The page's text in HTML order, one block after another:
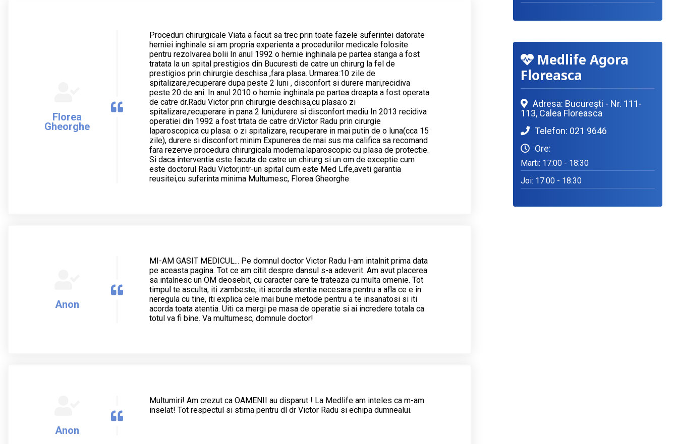
Florea
Gheorghe
Proceduri chirurgicale Viata a facut sa trec prin toate fazele suferintei datorate
herniei inghinale si am propria experienta a procedurilor medicale folosite
pentru rezolvarea bolii In anul 1992 o hernie inghinala pe partea stanga a fost
tratata la un spital prestigios din Bucuresti de catre un chirurg la fel de
prestigios prin chirurgie deschisa ,fara plasa. Urmarea:10 zile de
spitalizare,recuperare dupa peste 2 luni , disconfort si durere mari,recidiva
peste 20 de ani. In anul 2010 o hernie inghinala pe partea dreapta a fost operata
de catre dr.Radu Victor prin chirurgie deschisa,cu plasa:o zi
spitalizare,recuperare in pana 2 luni,durere si disconfort mediu In 2013 recidiva
operatiei din 1992 a fost trtata de catre dr.Victor Radu prin cirurgie
laparoscopica cu plasa: o zi spitalizare, recuperare in mai putin de o luna(cca 15
zile), durere si disconfort minim Expunerea de mai sus ma califica sa recomand
fara rezerve procedura chirurgicala moderna:laparoscopic cu plasa de protectie.
Si daca interventia este facuta de catre un chirurg si un om de exceptie cum
este doctorul Radu Victor,intr-un spital cum este Med Life,aveti garantia
reusitei,cu suferinta minima Multumesc, Florea Gheorghe
Anon
MI-AM GASIT MEDICUL... Pe domnul doctor Victor Radu l-am intalnit prima data
pe aceasta pagina. Tot ce am citit despre dansul s-a adeverit. Am avut placerea
sa intalnesc un OM deosebit, cu caracter care te trateaza cu multa omenie. Tot
timpul te asculta, iti zambeste, iti acorda atentia necesara pentru a afla ce e in
neregula cu tine, iti explica cele mai bune metode pentru a te insanatosi si iti
acorda toata atentia. Uiti ca mergi pe masa de operatie si ai incredere totala ca
totul va fi bine. Va multumesc, domnule doctor!
Anon
Multumiri! Am crezut ca OAMENII au disparut ! La Medlife am inteles ca m-am
inselat! Tot respectul si stima pentru dl dr Victor Radu si echipa dumnealui.
Medlife Agora
Floreasca
Adresa: București - Nr. 111-
113, Calea Floreasca
Telefon: 021 9646
Ore:
Marti: 17:00 - 18:30
Joi: 17:00 - 18:30